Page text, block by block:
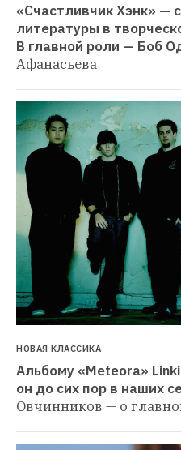
«Счастливчик Хэнк» —
литературы в
В главной роли — Боб
Афанасьева
НОВАЯ КЛАССИКА
Альбому «Meteora»
он до сих пор в наших
Овчинников — о